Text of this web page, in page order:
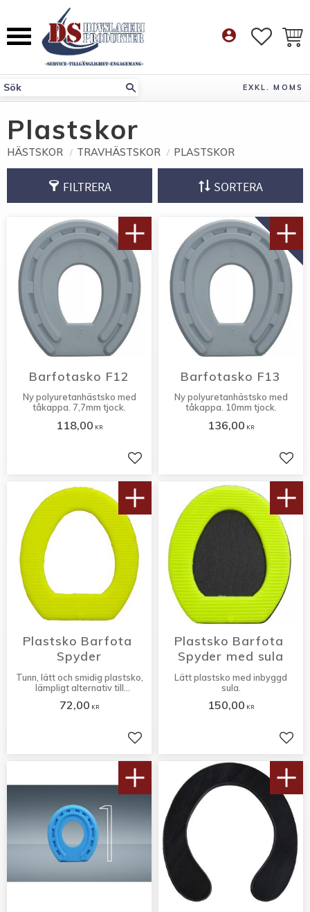
Meny account_circle
EXKL. MOMS
Plastskor
HÄSTSKOR TRAVHÄSTSKOR PLASTSKOR
FILTRERA SORTERA
Barfotasko F12
Ny polyuretanhästsko med
tåkappa. 7,7mm tjock.
118,00 KR
Lägg till i favoriter
Barfotasko F13
Ny polyuretanhästsko med
tåkappa. 10mm tjock.
136,00 KR
NYHET!
Plastsko Barfota
Spyder
Tunn, lätt och smidig plastsko,
lämpligt alternativ till
72,00 KR
Lägg till i favoriter
Plastsko Barfota
Spyder med sula
Lätt plastsko med inbyggd
sula.
150,00 KR